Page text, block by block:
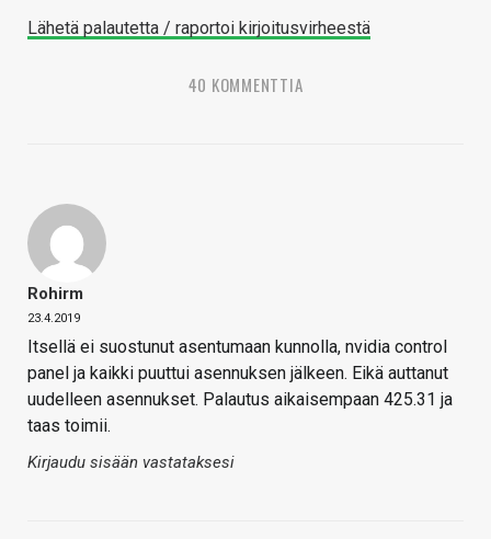
Lähetä palautetta / raportoi kirjoitusvirheestä
40 KOMMENTTIA
Rohirm
23.4.2019
Itsellä ei suostunut asentumaan kunnolla, nvidia control
panel ja kaikki puuttui asennuksen jälkeen. Eikä auttanut
uudelleen asennukset. Palautus aikaisempaan 425.31 ja
taas toimii.
Kirjaudu sisään vastataksesi